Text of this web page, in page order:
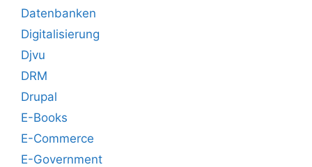
Datenbanken
Digitalisierung
Djvu
DRM
Drupal
E-Books
E-Commerce
E-Government